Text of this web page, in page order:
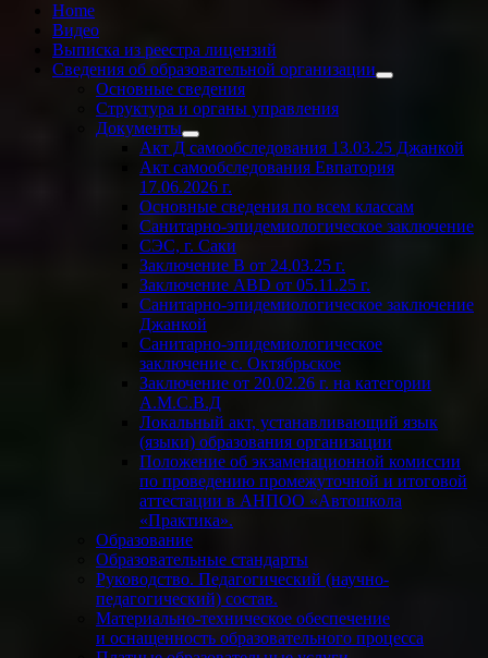
Home
Видео
Выписка из реестра лицензий
Сведения об образовательной организации
Основные сведения
Структура и органы управления
Документы
Акт Д самообследования 13.03.25 Джанкой
Акт самообследования Евпатория
17.06.2026 г.
Основные сведения по всем классам
Санитарно-эпидемиологическое заключение
СЭС, г. Саки
Заключение В от 24.03.25 г.
Заключение АВD от 05.11.25 г.
Санитарно-эпидемиологическое заключение
Джанкой
Санитарно-эпидемиологическое
заключение с. Октябрьское
Заключение от 20.02.26 г. на категории
А.М.С.В.Д
Локальный акт, устанавливающий язык
(языки) образования организации
Положение об экзаменационной комиссии
по проведению промежуточной и итоговой
аттестации в АНПОО «Автошкола
«Практика».
Образование
Образовательные стандарты
Руководство. Педагогический (научно-
педагогический) состав.
Материально-техническое обеспечение
и оснащенность образовательного процесса